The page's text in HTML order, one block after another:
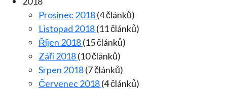
Prosinec 2018(4 článků)
Listopad 2018(11 článků)
Říjen 2018(15 článků)
Září 2018(10 článků)
Srpen 2018(7 článků)
Červenec 2018(4 článků)